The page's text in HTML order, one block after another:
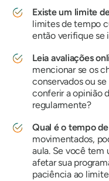
Existe um limite
limites de tempo
então verifique se
Leia avaliações
mencionar se os
conservados ou
conferir a opinião
regularmente?
Qual é o tempo
movimentados,
aula. Se você tem
afetar sua
paciência ao